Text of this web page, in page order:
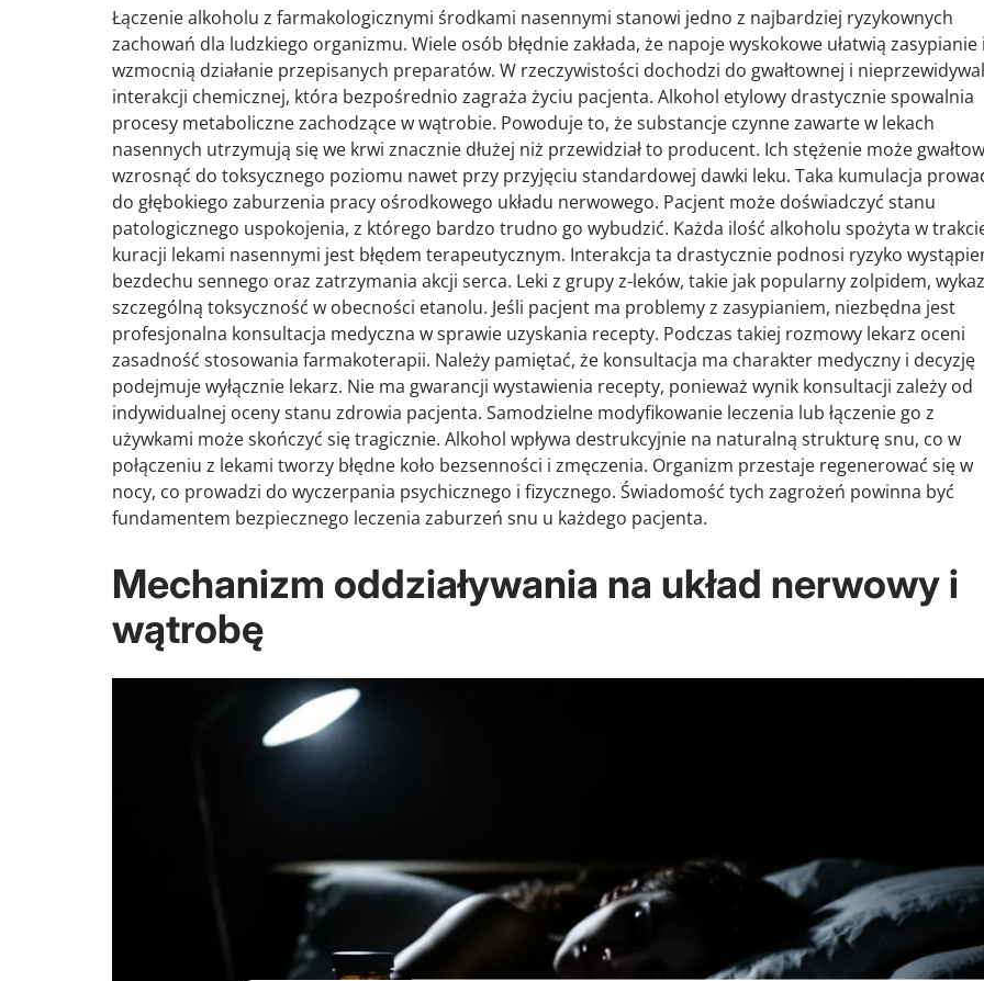
Łączenie alkoholu z farmakologicznymi środkami nasennymi stanowi jedno z najbardziej ryzykownych
zachowań dla ludzkiego organizmu. Wiele osób błędnie zakłada, że napoje wyskokowe ułatwią zasypianie i
wzmocnią działanie przepisanych preparatów. W rzeczywistości dochodzi do gwałtownej i
interakcji chemicznej, która bezpośrednio zagraża życiu pacjenta. Alkohol etylowy drastycznie spowalnia
procesy metaboliczne zachodzące w wątrobie. Powoduje to, że substancje czynne zawarte w lekach
nasennych utrzymują się we krwi znacznie dłużej niż przewidział to producent. Ich stężenie może
wzrosnąć do toksycznego poziomu nawet przy przyjęciu standardowej dawki leku. Taka kumulacja
do głębokiego zaburzenia pracy ośrodkowego układu nerwowego. Pacjent może doświadczyć stanu
patologicznego uspokojenia, z którego bardzo trudno go wybudzić. Każda ilość alkoholu spożyta w
kuracji lekami nasennymi jest błędem terapeutycznym. Interakcja ta drastycznie podnosi ryzyko
bezdechu sennego oraz zatrzymania akcji serca. Leki z grupy z-leków, takie jak popularny zolpidem,
szczególną toksyczność w obecności etanolu. Jeśli pacjent ma problemy z zasypianiem, niezbędna jest
profesjonalna konsultacja medyczna w sprawie uzyskania recepty. Podczas takiej rozmowy lekarz oceni
zasadność stosowania farmakoterapii. Należy pamiętać, że konsultacja ma charakter medyczny i decyzję
podejmuje wyłącznie lekarz. Nie ma gwarancji wystawienia recepty, ponieważ wynik konsultacji zależy od
indywidualnej oceny stanu zdrowia pacjenta. Samodzielne modyfikowanie leczenia lub łączenie go z
używkami może skończyć się tragicznie. Alkohol wpływa destrukcyjnie na naturalną strukturę snu, co w
połączeniu z lekami tworzy błędne koło bezsenności i zmęczenia. Organizm przestaje regenerować się w
nocy, co prowadzi do wyczerpania psychicznego i fizycznego. Świadomość tych zagrożeń powinna być
fundamentem bezpiecznego leczenia zaburzeń snu u każdego pacjenta.
Mechanizm oddziaływania na układ nerwowy i
wątrobę